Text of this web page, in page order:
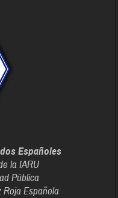
Españoles
la IARU
Pública
Roja Española